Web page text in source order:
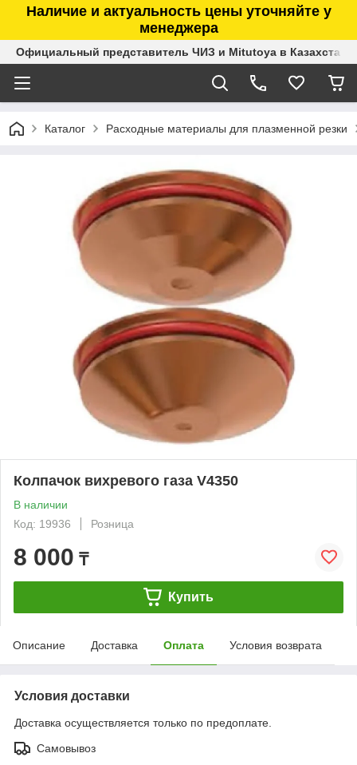
Наличие и актуальность цены уточняйте у
менеджера
Официальный представитель ЧИЗ и Mitutoya в Казахстане
Каталог Расходные материалы для плазменной резки
Колпачок вихревого газа V4350
В наличии
Код: 19936
Розница
8 000 ₸
Купить
Описание Доставка Оплата Условия возврата
Условия доставки
Доставка осуществляется только по предоплате.
Самовывоз